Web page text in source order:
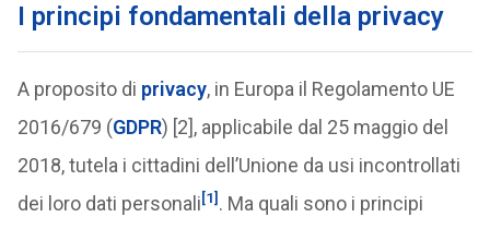
I principi fondamentali della privacy
A proposito di privacy, in Europa il Regolamento UE
2016/679 (GDPR) [2], applicabile dal 25 maggio del
2018, tutela i cittadini dell’Unione da usi incontrollati
dei loro dati personali[1] . Ma quali sono i principi